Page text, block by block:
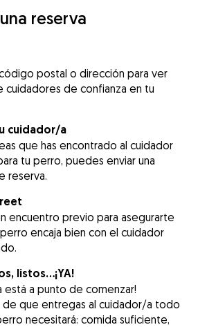
reserva
postal o dirección para ver
cuidadores de confianza en tu
cuidador/a
que has encontrado al cuidador
tu perro, puedes enviar una
reserva.
encuentro previo para asegurarte
encaja bien con el cuidador
listos...¡YA!
está a punto de comenzar!
de que entregas al cuidador/a todo
necesitará: comida suficiente,